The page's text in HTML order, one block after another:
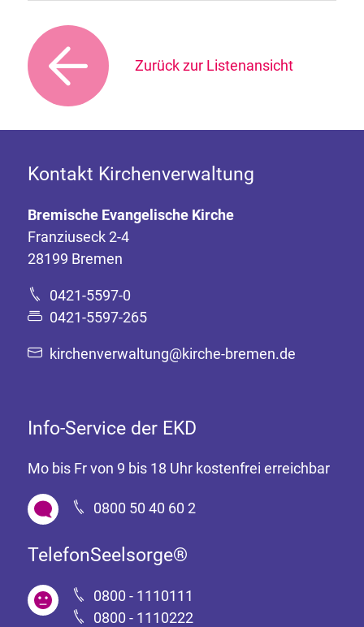
Zurück zur Listenansicht
Kontakt Kirchenverwaltung
Bremische Evangelische Kirche
Franziuseck 2-4
28199 Bremen
0421-5597-0
0421-5597-265
kirchenverwaltung@kirche-bremen.de
Info-Service der EKD
Mo bis Fr von 9 bis 18 Uhr kostenfrei erreichbar
0800 50 40 60 2
TelefonSeelsorge®
0800 - 1110111
0800 - 1110222